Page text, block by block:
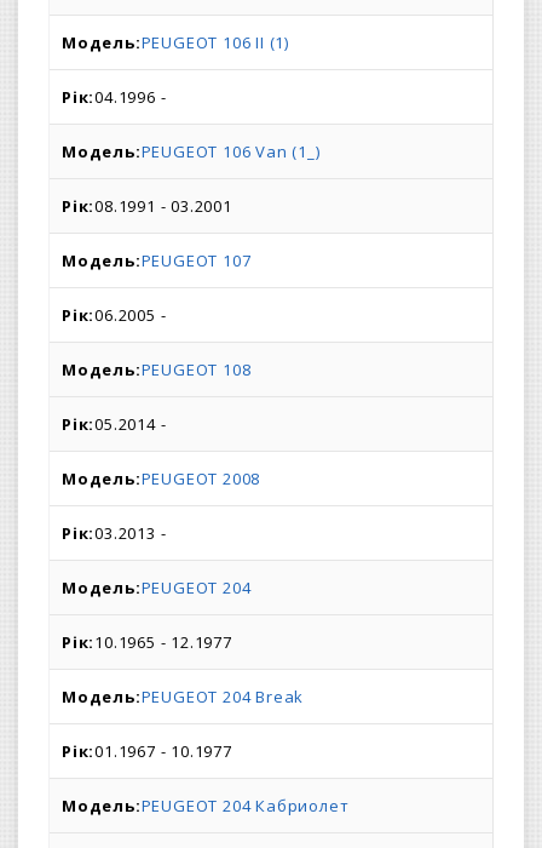
PEUGEOT 106 II (1)
04.1996 -
PEUGEOT 106 Van (1_)
08.1991 - 03.2001
PEUGEOT 107
06.2005 -
PEUGEOT 108
05.2014 -
PEUGEOT 2008
03.2013 -
PEUGEOT 204
10.1965 - 12.1977
PEUGEOT 204 Break
01.1967 - 10.1977
PEUGEOT 204 Кабриолет